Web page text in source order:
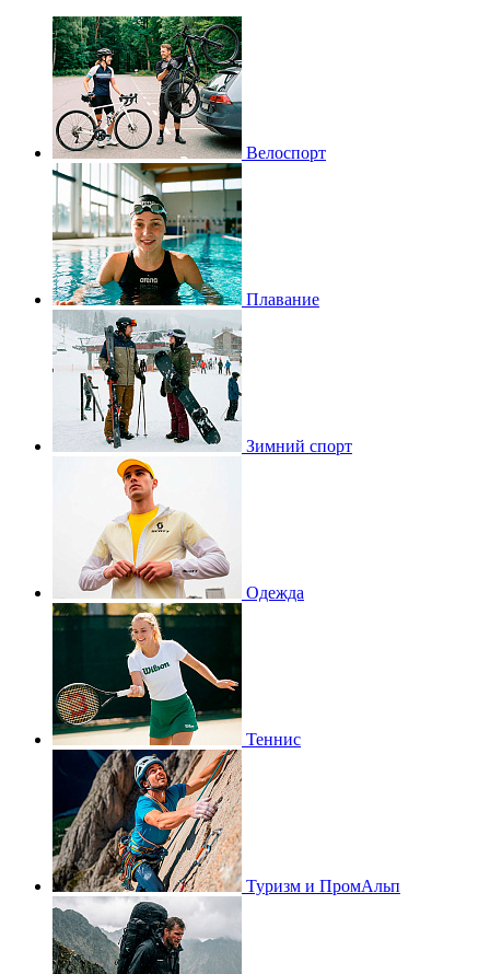
Велоспорт
Плавание
Зимний спорт
Одежда
Теннис
Туризм и ПромАльп